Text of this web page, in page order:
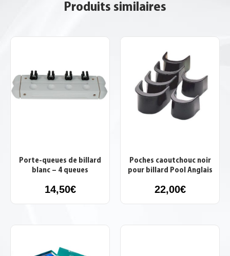
Produits similaires
Porte-queues de billard
blanc – 4 queues
14,50€
Poches caoutchouc noir
pour billard Pool Anglais
22,00€